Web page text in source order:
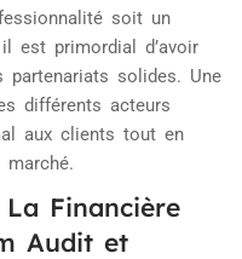
soit un
est primordial d’avoir
partenariats solides. Une
différents acteurs
aux clients tout en
Financière
Audit et